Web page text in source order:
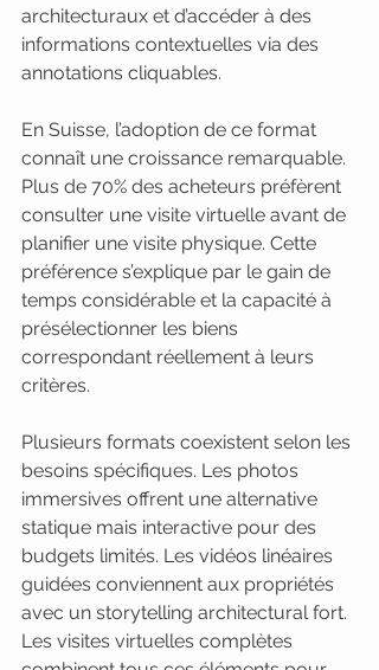
architecturaux et d’accéder à des
informations contextuelles via des
annotations cliquables.
En Suisse, l’adoption de ce format
connaît une croissance remarquable.
Plus de 70% des acheteurs préfèrent
consulter une visite virtuelle avant de
planifier une visite physique. Cette
préférence s’explique par le gain de
temps considérable et la capacité à
présélectionner les biens
correspondant réellement à leurs
critères.
Plusieurs formats coexistent selon les
besoins spécifiques. Les photos
immersives offrent une alternative
statique mais interactive pour des
budgets limités. Les vidéos linéaires
guidées conviennent aux propriétés
avec un storytelling architectural fort.
Les visites virtuelles complètes